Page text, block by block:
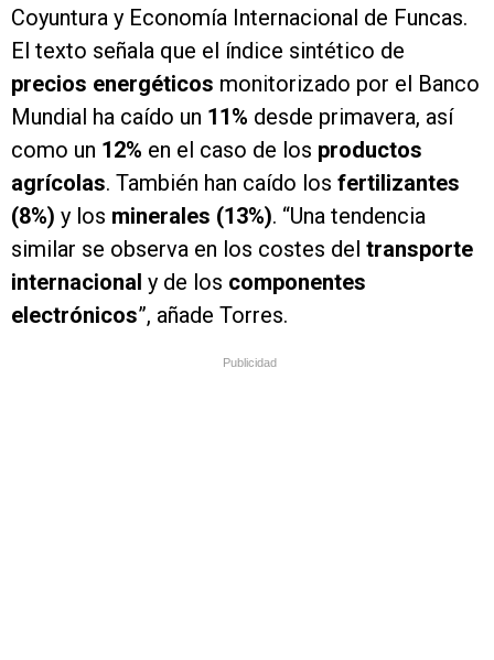
Coyuntura y Economía Internacional de Funcas.
El texto señala que el índice sintético de
precios energéticos monitorizado por el Banco
Mundial ha caído un 11% desde primavera, así
como un 12% en el caso de los productos
agrícolas. También han caído los fertilizantes
(8%) y los minerales (13%). “Una tendencia
similar se observa en los costes del transporte
internacional y de los componentes
electrónicos”, añade Torres.
Publicidad